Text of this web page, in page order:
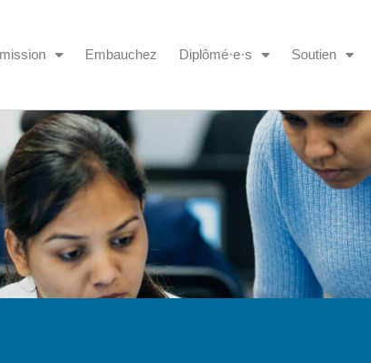
Embauchez Diplômé·e·s Soutien